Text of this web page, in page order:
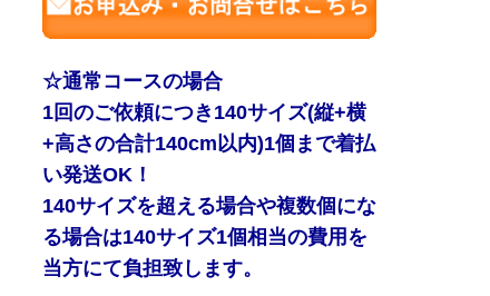
☆通常コースの場合
1回のご依頼につき140サイズ(縦+横
+高さの合計140cm以内)1個まで着払
い発送OK！
140サイズを超える場合や複数個にな
る場合は140サイズ1個相当の費用を
当方にて負担致します。